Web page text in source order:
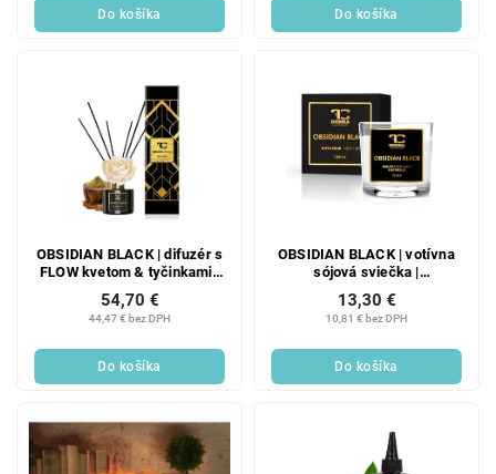
Do košíka Do košíka
OBSIDIAN BLACK | difuzér s
FLOW kvetom & tyčinkami |
PARFUMIA® | 200 ml
44,47 € bez DPH
54,70 €
Do košíka
OBSIDIAN BLACK | votívna
sójová sviečka |
PARFUMIA® | 55 ml
10,81 € bez DPH
13,30 €
Do košíka